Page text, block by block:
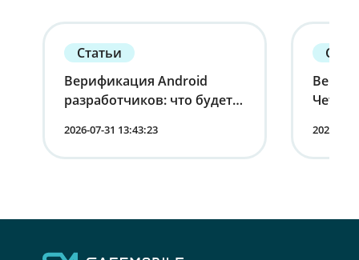
Статьи
Верификация Android
разработчиков: что будет с
2026-07-31 13:43:23
лица
2026-07-